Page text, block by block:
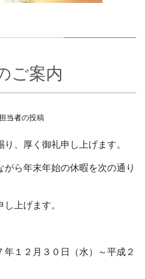
ご案内
当者の投稿
、厚く御礼申し上げます。
ら年末年始の休暇を次の通り
上げます。
２月３０日（水）～平成２